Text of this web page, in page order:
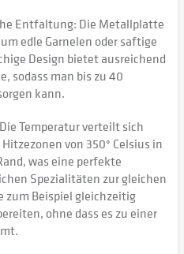
Entfaltung: Die Metallplatte
edle Garnelen oder saftige
Design bietet ausreichend
sodass man bis zu 40
kann.
Temperatur verteilt sich
von 350° Celsius in
was eine perfekte
Spezialitäten zur gleichen
zum Beispiel gleichzeitig
ohne dass es zu einer